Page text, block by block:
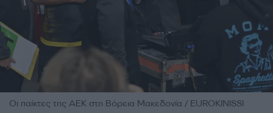
Οι παίκτες της ΑΕΚ στη Βόρεια Μακεδονία / EUROKINISSI